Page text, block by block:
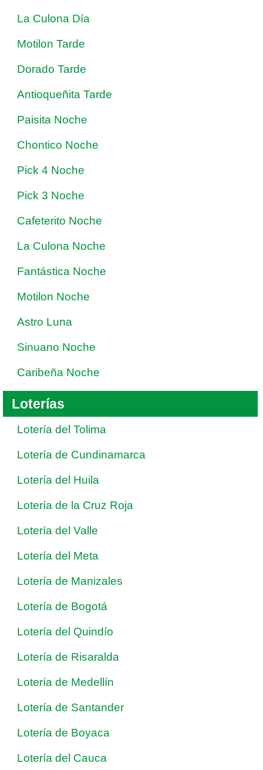
La Culona Día
Motilon Tarde
Dorado Tarde
Antioqueñita Tarde
Paisita Noche
Chontico Noche
Pick 4 Noche
Pick 3 Noche
Cafeterito Noche
La Culona Noche
Fantástica Noche
Motilon Noche
Astro Luna
Sinuano Noche
Caribeña Noche
Loterías
Lotería del Tolima
Lotería de Cundinamarca
Lotería del Huila
Lotería de la Cruz Roja
Lotería del Valle
Lotería del Meta
Lotería de Manizales
Lotería de Bogotá
Lotería del Quindío
Lotería de Risaralda
Lotería de Medellín
Lotería de Santander
Lotería de Boyaca
Lotería del Cauca